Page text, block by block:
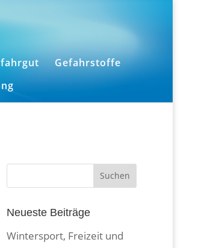
Gefahrstoffe
Neueste Beiträge
Wintersport, Freizeit und